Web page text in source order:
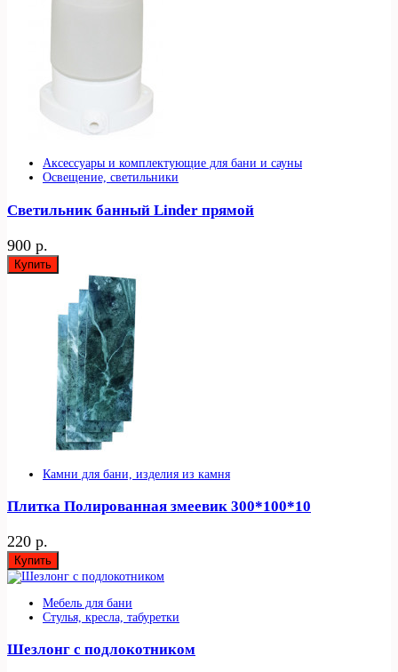
Аксессуары и комплектующие для бани и сауны
Освещение, светильники
Светильник банный Linder прямой
900 р.
Купить
Камни для бани, изделия из камня
Плитка Полированная змеевик 300*100*10
220 р.
Купить
Мебель для бани
Стулья, кресла, табуретки
Шезлонг с подлокотником